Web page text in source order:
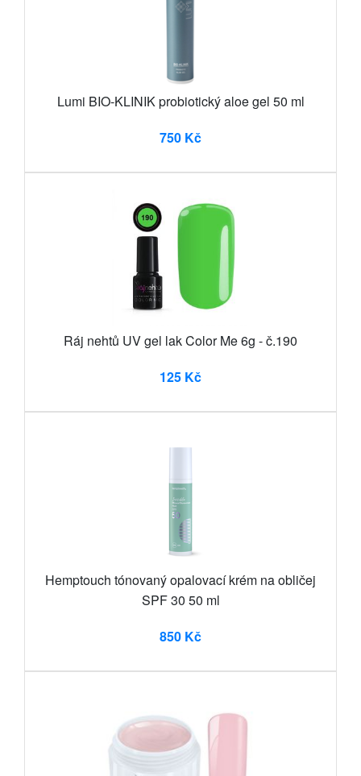
Lumi BIO-KLINIK probiotický aloe gel 50 ml
750 Kč
Ráj nehtů UV gel lak Color Me 6g - č.190
125 Kč
Hemptouch tónovaný opalovací krém na obličej
SPF 30 50 ml
850 Kč